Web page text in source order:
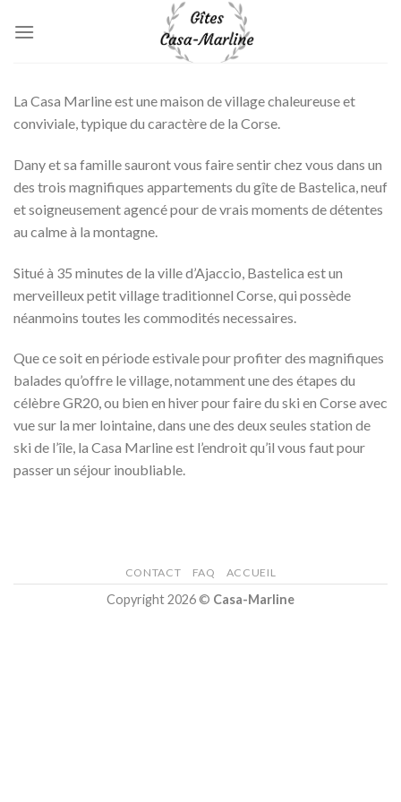
La Casa Marline est une maison de village chaleureuse et
conviviale, typique du caractère de la Corse.
Dany et sa famille sauront vous faire sentir chez vous dans un
des trois magnifiques appartements du gîte de Bastelica, neuf
et soigneusement agencé pour de vrais moments de détentes
au calme à la montagne.
Situé à 35 minutes de la ville d’Ajaccio, Bastelica est un
merveilleux petit village traditionnel Corse, qui possède
néanmoins toutes les commodités necessaires.
Que ce soit en période estivale pour profiter des magnifiques
balades qu’offre le village, notamment une des étapes du
célèbre GR20, ou bien en hiver pour faire du ski en Corse avec
vue sur la mer lointaine, dans une des deux seules station de
ski de l’île, la Casa Marline est l’endroit qu’il vous faut pour
passer un séjour inoubliable.
CONTACT FAQ ACCUEIL
Copyright 2026 © Casa-Marline